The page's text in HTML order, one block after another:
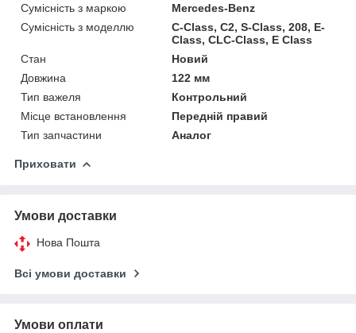
Сумісність з маркою
Mercedes-Benz
Сумісність з моделлю
C-Class, C2, S-Class, 208, E-
Class, CLC-Class, E Class
Стан
Новий
Довжина
122 мм
Тип важеля
Контрольний
Місце встановлення
Передній правий
Тип запчастини
Аналог
Приховати
Умови доставки
Нова Пошта
Всі умови доставки
Умови оплати